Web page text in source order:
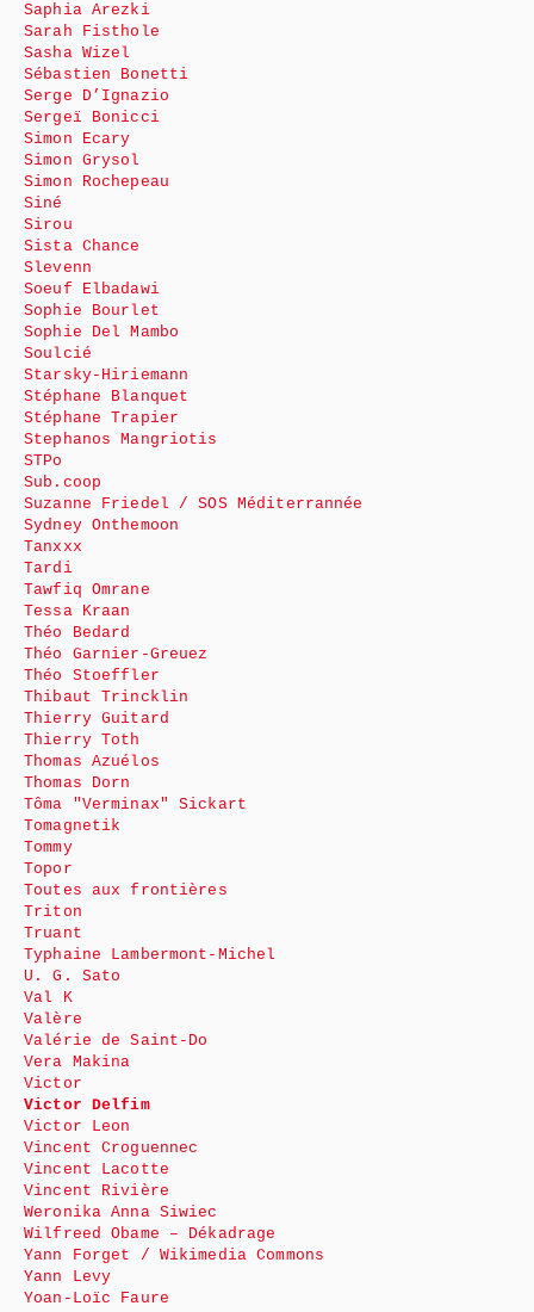
Saphia Arezki
Sarah Fisthole
Sasha Wizel
Sébastien Bonetti
Serge D’Ignazio
Sergeï Bonicci
Simon Ecary
Simon Grysol
Simon Rochepeau
Siné
Sirou
Sista Chance
Slevenn
Soeuf Elbadawi
Sophie Bourlet
Sophie Del Mambo
Soulcié
Starsky-Hiriemann
Stéphane Blanquet
Stéphane Trapier
Stephanos Mangriotis
STPo
Sub.coop
Suzanne Friedel / SOS Méditerrannée
Sydney Onthemoon
Tanxxx
Tardi
Tawfiq Omrane
Tessa Kraan
Théo Bedard
Théo Garnier-Greuez
Théo Stoeffler
Thibaut Trincklin
Thierry Guitard
Thierry Toth
Thomas Azuélos
Thomas Dorn
Tôma "Verminax" Sickart
Tomagnetik
Tommy
Topor
Toutes aux frontières
Triton
Truant
Typhaine Lambermont-Michel
U. G. Sato
Val K
Valère
Valérie de Saint-Do
Vera Makina
Victor
Victor Delfim
Victor Leon
Vincent Croguennec
Vincent Lacotte
Vincent Rivière
Weronika Anna Siwiec
Wilfreed Obame – Dékadrage
Yann Forget / Wikimedia Commons
Yann Levy
Yoan-Loïc Faure